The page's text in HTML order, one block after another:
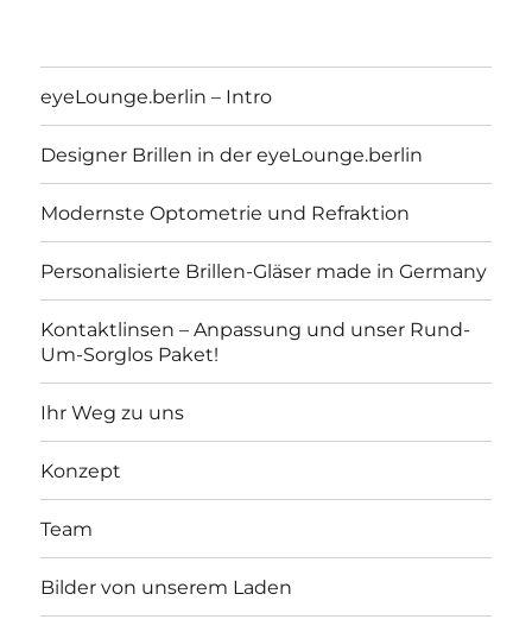
eyeLounge.berlin
eyeLounge.berlin – Intro
Designer Brillen in der eyeLounge.berlin
Modernste Optometrie und Refraktion
Personalisierte Brillen-Gläser made in Germany
Kontaktlinsen – Anpassung und unser Rund-
Um-Sorglos Paket!
Ihr Weg zu uns
Konzept
Team
Bilder von unserem Laden